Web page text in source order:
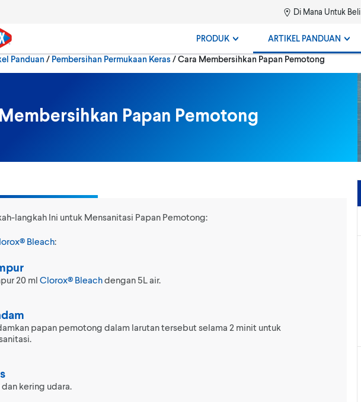
Di Mana Untuk Beli
PRODUK ARTIKEL PANDUAN
Panduan Pembersihan Permukaan Keras Semasa:
Cara Membersihkan Papan Pemotong
Papan Pemotong
langkah Ini untuk Mensanitasi Papan Pemotong:
Bleach:
20 ml Clorox® Bleachdengan 5L air.
papan pemotong dalam larutan tersebut selama 2 minit untuk
dan kering udara.